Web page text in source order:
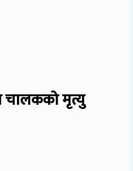
चालकको मृत्यु